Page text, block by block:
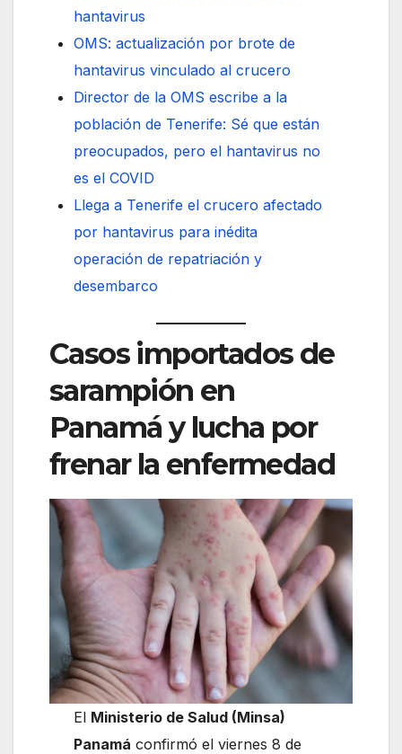
hantavirus
OMS: actualización por brote de
hantavirus vinculado al crucero
Director de la OMS escribe a la
población de Tenerife: Sé que están
preocupados, pero el hantavirus no
es el COVID
Llega a Tenerife el crucero afectado
por hantavirus para inédita
operación de repatriación y
desembarco
Casos importados de
sarampión en
Panamá y lucha por
frenar la enfermedad
El Ministerio de Salud (Minsa)
Panamá confirmó el viernes 8 de